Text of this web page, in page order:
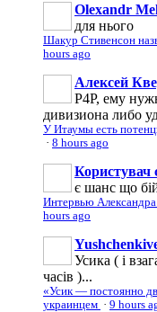
Olexandr
для нього
Шакур Стивенсон
hours ago
Алексей
P4P, ему
дивизиона либо
У Итаумы есть
· 8 hours ago
Користувач
є шанс що
Интервью
hours ago
Усика ( і
часів )...
«Усик — постоянно
украинцем · 9 hours